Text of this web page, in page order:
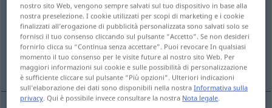
Panoramica di tutte le traduzion
(Fai clic sulla/Tocca traduzione per maggiori dettagli)
geheimnisvoll
nostro sito Web, vengono sempre salvati sul tuo dispositivo in base alla
nostra preselezione. I cookie utilizzati per scopi di marketing e i cookie
finalizzati all’erogazione di pubblicità personalizzata sono salvati solo se
fornisci il tuo consenso cliccando sul pulsante “Accetto”. Se non desideri
fornirlo clicca su “Continua senza accettare”. Puoi revocare In qualsiasi
momento il tuo consenso per le visite future al nostro sito Web. Per
maggiori informazioni sui cookie e sulle possibilità di personalizzazione
è sufficiente cliccare sul pulsante “Più opzioni”. Ulteriori indicazioni
sull’elaborazione dei dati sono disponibili nella nostraInformativa sulla
privacy. Qui è possibile invece consultare la nostra Nota legale.